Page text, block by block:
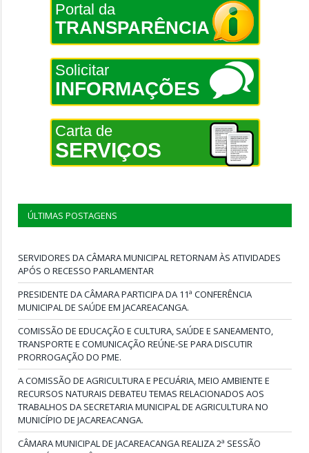
Portal da
TRANSPARÊNCIA
Solicitar
INFORMAÇÕES
Carta de
SERVIÇOS
ÚLTIMAS POSTAGENS
SERVIDORES DA CÂMARA MUNICIPAL RETORNAM ÀS ATIVIDADES
APÓS O RECESSO PARLAMENTAR
PRESIDENTE DA CÂMARA PARTICIPA DA 11ª CONFERÊNCIA
MUNICIPAL DE SAÚDE EM JACAREACANGA.
COMISSÃO DE EDUCAÇÃO E CULTURA, SAÚDE E SANEAMENTO,
TRANSPORTE E COMUNICAÇÃO REÚNE-SE PARA DISCUTIR
PRORROGAÇÃO DO PME.
A COMISSÃO DE AGRICULTURA E PECUÁRIA, MEIO AMBIENTE E
RECURSOS NATURAIS DEBATEU TEMAS RELACIONADOS AOS
TRABALHOS DA SECRETARIA MUNICIPAL DE AGRICULTURA NO
MUNICÍPIO DE JACAREACANGA.
CÂMARA MUNICIPAL DE JACAREACANGA REALIZA 2ª SESSÃO